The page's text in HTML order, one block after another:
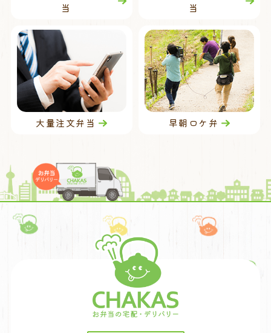
当
当
大量注文弁当 早朝ロケ弁